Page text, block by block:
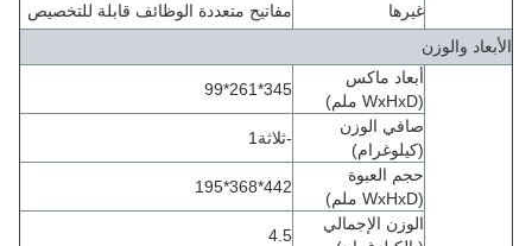
غيرها
مفاتيح متعددة الوظائف قابلة للتخصيص
الأبعاد والوزن
أبعاد ماكس
(WxHxD ملم)
345*261*99
صافي الوزن
(كيلوغرام)
-ثلاثة1
حجم العبوة
(WxHxD ملم)
442*368*195
الوزن الإجمالي
4.5